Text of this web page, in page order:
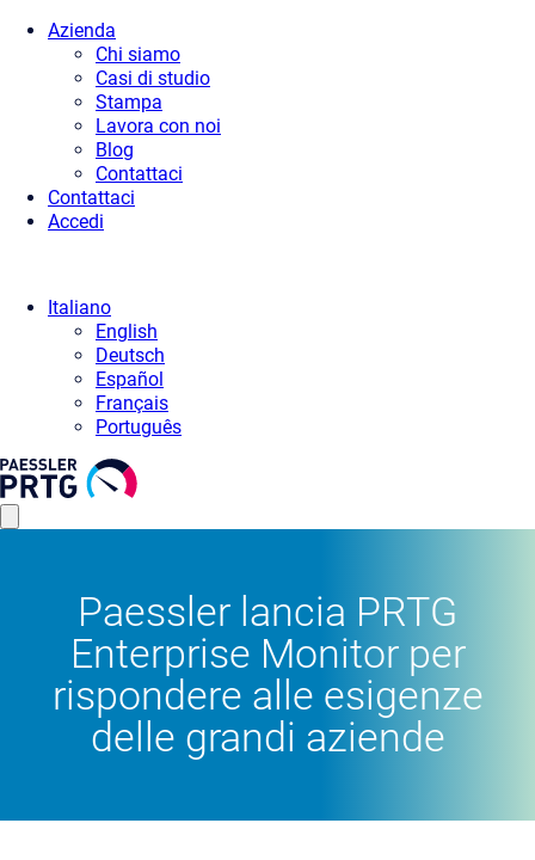
Azienda
Chi siamo
Casi di studio
Stampa
Lavora con noi
Blog
Contattaci
Contattaci
Accedi
Italiano
English
Deutsch
Español
Français
Português
Paessler lancia PRTG
Enterprise Monitor per
rispondere alle esigenze
delle grandi aziende